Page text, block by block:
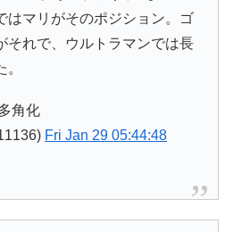
はマリがそのポジション。ゴ
それで、ウルトラマンでは長
角化
Fri Jan 29 05:44:48